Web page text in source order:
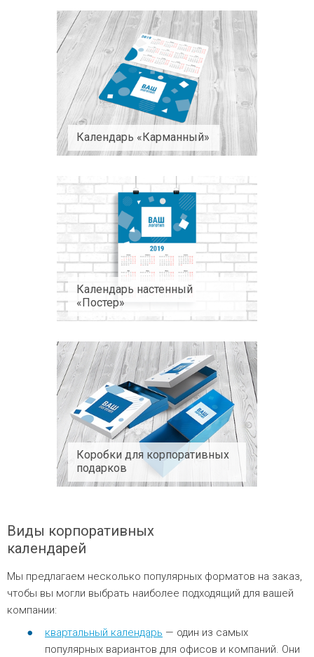
Календарь «Карманный»
Календарь настенный
«Постер»
Коробки для корпоративных
подарков
Виды корпоративных
календарей
Мы предлагаем несколько популярных форматов на заказ,
чтобы вы могли выбрать наиболее подходящий для вашей
компании:
квартальный календарь — один из самых
популярных вариантов для офисов и компаний. Они